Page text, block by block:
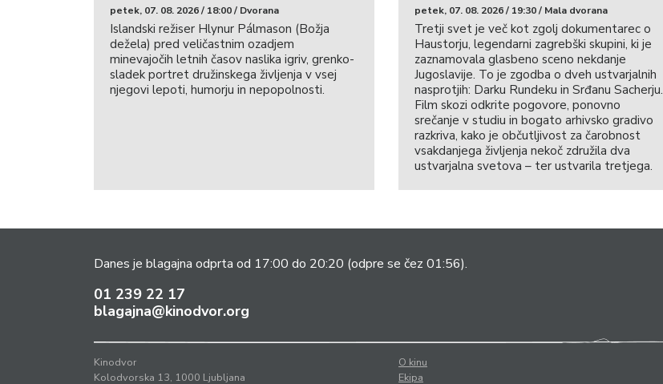
petek, 07. 08. 2026 / 18:00 / Dvorana
Islandski režiser Hlynur Pálmason (Božja
dežela) pred veličastnim ozadjem
minevajočih letnih časov naslika igriv, grenko-
sladek portret družinskega življenja v vsej
njegovi lepoti, humorju in nepopolnosti.
petek, 07. 08. 2026 / 19:30 / Mala dvorana
Tretji svet je več kot zgolj dokumentarec o
Haustorju, legendarni zagrebški skupini, ki je
zaznamovala glasbeno sceno nekdanje
Jugoslavije. To je zgodba o dveh ustvarjalnih
nasprotjih: Darku Rundeku in Srđanu Sacherju.
Film skozi odkrite pogovore, ponovno
srečanje v studiu in bogato arhivsko gradivo
razkriva, kako je občutljivost za čarobnost
vsakdanjega življenja nekoč združila dva
ustvarjalna svetova – ter ustvarila tretjega.
Danes je blagajna odprta od 17:00 do 20:20 (odpre se čez 01:56).
01 239 22 17
blagajna@kinodvor.org
Kinodvor
Kolodvorska 13, 1000 Ljubljana
O kinu
Ekipa